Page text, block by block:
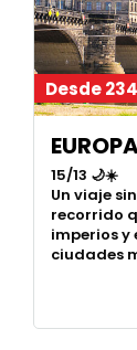
Desde
15/13 🌙☀️
Un viaje
recorrido
imperios y
ciudades